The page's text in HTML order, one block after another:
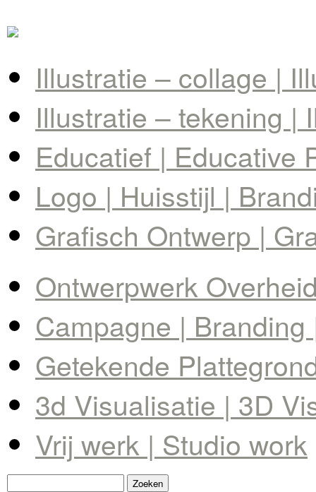
Illustratie – collage |
Illustratie – tekening |
Educatief | Educative
Logo | Huisstijl |
Grafisch Ontwerp |
Ontwerpwerk
Campagne |
Getekende
3d Visualisatie | 3D
Vrij werk | Studio work